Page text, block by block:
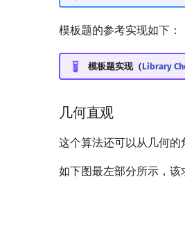
模板题的参考实现如下：
模板题实现（Library
几何直观
这个算法还可以从几何的
如下图最左部分所示，